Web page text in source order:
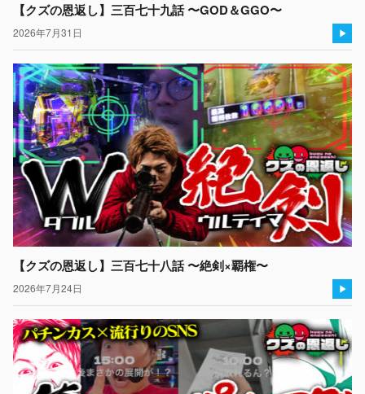
【クズの恩返し】三百七十九話 〜GOD＆GGO〜
2026年7月31日
【クズの恩返し】三百七十八話 〜絶剣×覇権〜
2026年7月24日